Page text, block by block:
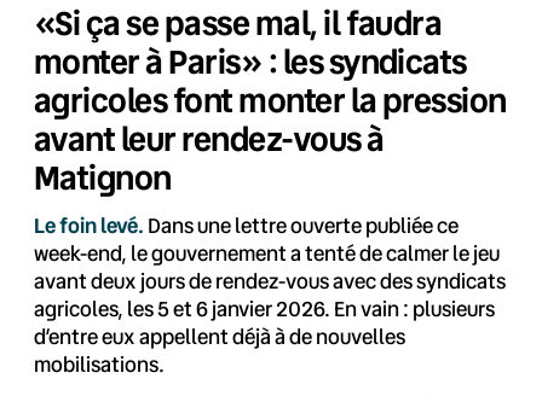
«Si ça se passe mal, il faudra
monter à Paris» : les syndicats
agricoles font monter la pression
avant leur rendez-vous à
Matignon
Le foin levé. Dans une lettre ouverte publiée ce
week-end, le gouvernement a tenté de calmer le jeu
avant deux jours de rendez-vous avec des syndicats
agricoles, les 5 et 6 janvier 2026. En vain : plusieurs
d’entre eux appellent déjà à de nouvelles
mobilisations.